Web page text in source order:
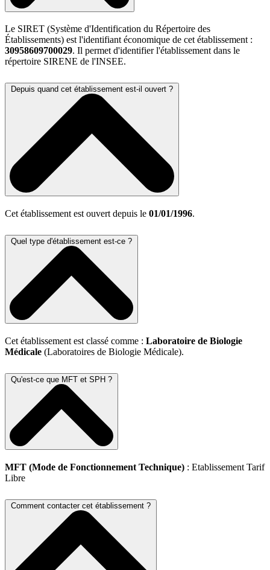
Le SIRET (Système d'Identification du Répertoire des
Établissements) est l'identifiant économique de cet établissement :
30958609700029. Il permet d'identifier l'établissement dans le
répertoire SIRENE de l'INSEE.
Depuis quand cet établissement est-il ouvert ?
Cet établissement est ouvert depuis le 01/01/1996.
Quel type d'établissement est-ce ?
Cet établissement est classé comme : Laboratoire de Biologie
Médicale (Laboratoires de Biologie Médicale).
Qu'est-ce que MFT et SPH ?
MFT (Mode de Fonctionnement Technique) : Etablissement Tarif
Libre
Comment contacter cet établissement ?